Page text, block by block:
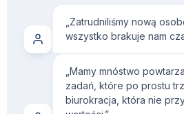
„Zatrudniliśmy nową
wszystko brakuje nam
„Mamy mnóstwo
zadań, które po prostu
biurokracja, która nie